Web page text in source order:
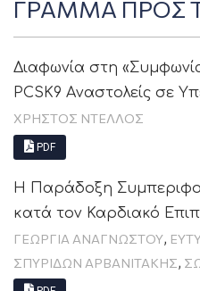
ΓΡΑΜΜΑ ΠΡΟΣ
Διαφωνία στη
PCSK9 Aναστολείς σε
ΧΡΉΣΤΟΣ ΝΤΈΛΛΟΣ
PDF
Η Παράδοξη
κατά τον Καρδιακό
ΓΕΩΡΓΙΑ ΑΝΑΓΝΩΣΤΟΥ,
ΣΠΥΡΙΔΩΝ ΑΡΒΑΝΙΤΑΚΗΣ,